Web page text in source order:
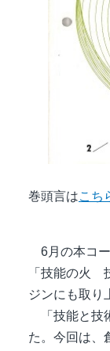
巻頭言はこち
6月の本コー
「技能の火
ジンにも取り
「技能と技
た。今回は、